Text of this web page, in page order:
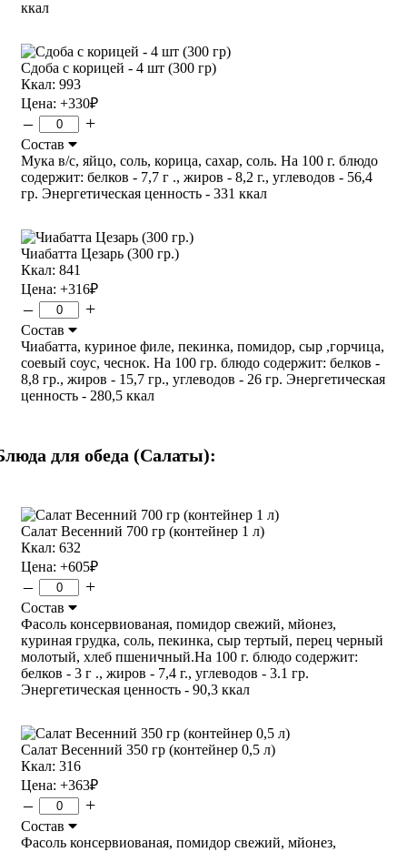
ккал
Сдоба с корицей - 4 шт (300 гр)
Ккал: 993
Цена: +330₽
– +
Состав
Мука в/с, яйцо, соль, корица, сахар, соль. На 100 г. блюдо
содержит: белков - 7,7 г ., жиров - 8,2 г., углеводов - 56,4
гр. Энергетическая ценность - 331 ккал
Чиабатта Цезарь (300 гр.)
Ккал: 841
Цена: +316₽
– +
Состав
Чиабатта, куриное филе, пекинка, помидор, сыр ,горчица,
соевый соус, чеснок. На 100 гр. блюдо содержит: белков -
8,8 гр., жиров - 15,7 гр., углеводов - 26 гр. Энергетическая
ценность - 280,5 ккал
для обеда (Салаты):
Салат Весенний 700 гр (контейнер 1 л)
Ккал: 632
Цена: +605₽
– +
Состав
Фасоль консервиованая, помидор свежий, мйонез,
куриная грудка, соль, пекинка, сыр тертый, перец черный
молотый, хлеб пшеничный.На 100 г. блюдо содержит:
белков - 3 г ., жиров - 7,4 г., углеводов - 3.1 гр.
Энергетическая ценность - 90,3 ккал
Салат Весенний 350 гр (контейнер 0,5 л)
Ккал: 316
Цена: +363₽
– +
Состав
Фасоль консервиованая, помидор свежий, мйонез,